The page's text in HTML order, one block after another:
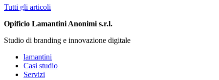
Tutti gli articoli
Opificio Lamantini Anonimi s.r.l.
Studio di branding e innovazione digitale
lamantini
Casi studio
Servizi